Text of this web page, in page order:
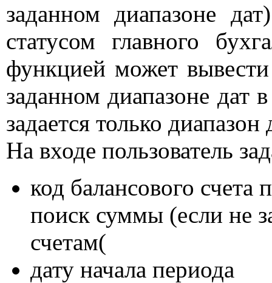
заданном диапазоне
статусом главного
функцией может
заданном диапазоне дат
задается только диапазон
На входе пользователь
код балансового счета
поиск суммы (если не
счетам(
дату начала периода